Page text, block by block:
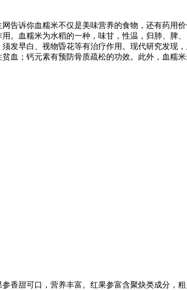
告诉你血糯米不仅是美味营养的食物，还有药用
。血糯米为水稻的一种，味甘，性温，归肺、脾
发早白、视物昏花等有治疗作用。现代研究发现
血；钙元素有预防骨质疏松的功效。此外，血糯
香甜可口，营养丰富。红果参富含聚炔类成分，